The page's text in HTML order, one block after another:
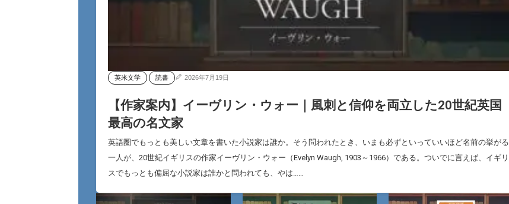
英米文学 読書 2026年7月19日
【作家案内】イーヴリン・ウォー｜風刺と信仰を両立した20世紀英国
最高の名文家
英語圏でもっとも美しい文章を書いた小説家は誰か。そう問われたとき、いまも必ずといっていいほど名前の挙がる
一人が、20世紀イギリスの作家イーヴリン・ウォー（Evelyn Waugh, 1903～1966）である。ついでに言えば、イギリ
スでもっとも偏屈な小説家は誰かと問われても、やは……